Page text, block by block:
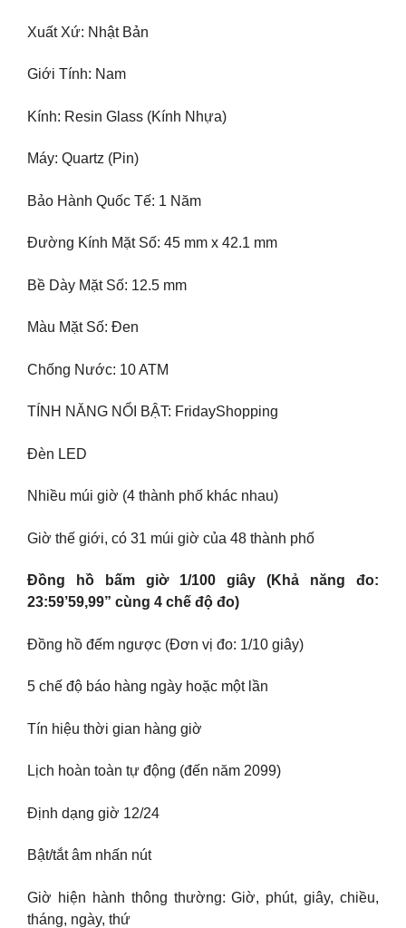
Xuất Xứ: Nhật Bản
Giới Tính: Nam
Kính: Resin Glass (Kính Nhựa)
Máy: Quartz (Pin)
Bảo Hành Quốc Tế: 1 Năm
Đường Kính Mặt Số: 45 mm x 42.1 mm
Bề Dày Mặt Số: 12.5 mm
Màu Mặt Số: Đen
Chống Nước: 10 ATM
TÍNH NĂNG NỔI BẬT: FridayShopping
Đèn LED
Nhiều múi giờ (4 thành phố khác nhau)
Giờ thế giới, có 31 múi giờ của 48 thành phố
Đồng hồ bấm giờ 1/100 giây (Khả năng đo:
23:59’59,99” cùng 4 chế độ đo)
Đồng hồ đếm ngược (Đơn vị đo: 1/10 giây)
5 chế độ báo hàng ngày hoặc một lần
Tín hiệu thời gian hàng giờ
Lịch hoàn toàn tự động (đến năm 2099)
Định dạng giờ 12/24
Bật/tắt âm nhấn nút
Giờ hiện hành thông thường: Giờ, phút, giây, chiều,
tháng, ngày, thứ